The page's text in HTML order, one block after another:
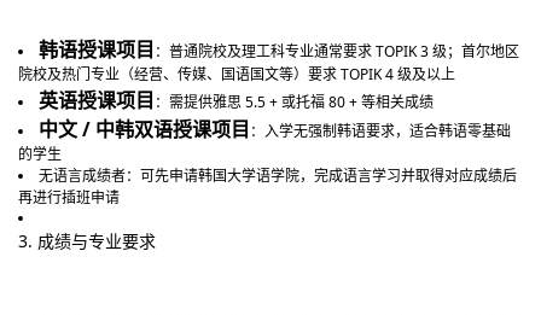
韩语授课项目 ：普通院校及理工科专业通常要求 TOPIK 3 级；首尔地区
院校及热门专业（经营、传媒、国语国文等）要求 TOPIK 4 级及以上
英语授课项目 ：需提供雅思 5.5 + 或托福 80 + 等相关成绩
中文 / 中韩双语授课项目 ：入学无强制韩语要求，适合韩语零基础
的学生
无语言成绩者：可先申请韩国大学语学院，完成语言学习并取得对应成绩后
再进行插班申请
3. 成绩与专业要求